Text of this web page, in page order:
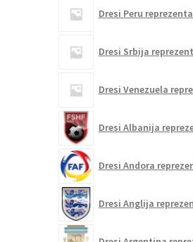
Dresi Peru
Dresi Srbija
Dresi Venezuela
Dresi Albanija
Dresi Andora
Dresi Anglija